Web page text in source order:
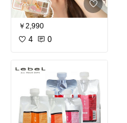
￥2,990
4 0